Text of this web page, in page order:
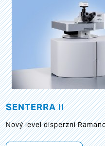
SENTERRA II
Nový level disperzní